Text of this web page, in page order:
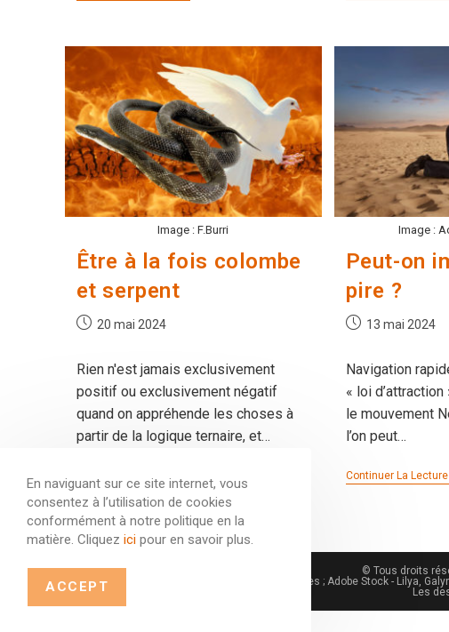
Image : F.Burri
Être à la fois colombe
et serpent
Publication
20 mai 2024
Rien n'est jamais exclusivement
positif ou exclusivement négatif
quand on appréhende les choses à
partir de la logique ternaire, et…
Continuer La Lecture
Être
À
La
Fois
Colombe
Et
Image :
Peut-on
pire ?
Publication
13 mai 2024
Navigation
« loi
le mouvement
l’on peut…
Continuer La Lecture
© Tous droits
Crédit images : Frédéric Burri ; 123rf - 1971yes ; Adobe Stock - Lilya,
Les
En naviguant sur ce site internet, vous
consentez à l’utilisation de cookies
conformément à notre politique en la
matière. Cliquez ici pour en savoir plus.
ACCEPT